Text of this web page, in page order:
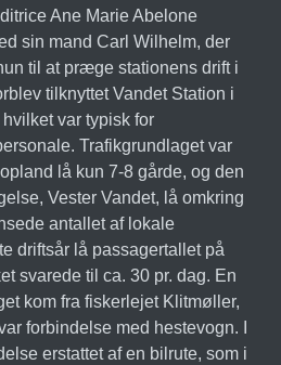
Ane Marie Abelone
sin mand Carl Wilhelm, der
til at præge stationens drift i
tilknyttet Vandet Station i
var typisk for
Trafikgrundlaget var
lå kun 7-8 gårde, og den
Vester Vandet, lå omkring
antallet af lokale
driftsår lå passagertallet på
svarede til ca. 30 pr. dag. En
kom fra fiskerlejet Klitmøller,
forbindelse med hestevogn. I
erstattet af en bilrute, som i